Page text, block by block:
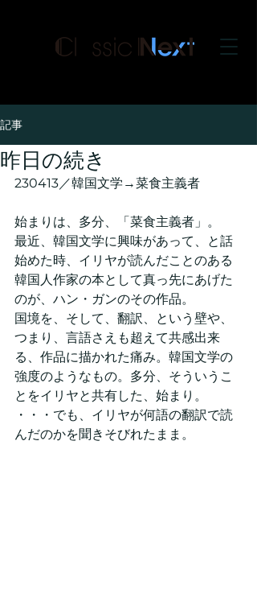
記事
昨日の続き
230413／韓国文学→菜食主義者
始まりは、多分、「菜食主義者」。
最近、韓国文学に興味があって、と話
始めた時、イリヤが読んだことのある
韓国人作家の本として真っ先にあげた
のが、ハン・ガンのその作品。
国境を、そして、翻訳、という壁や、
つまり、言語さえも超えて共感出来
る、作品に描かれた痛み。韓国文学の
強度のようなもの。多分、そういうこ
とをイリヤと共有した、始まり。
・・・でも、イリヤが何語の翻訳で読
んだのかを聞きそびれたまま。